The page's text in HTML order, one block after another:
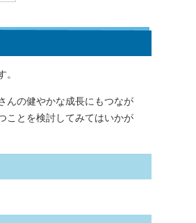
。
んの健やかな成長にもつなが
ことを検討してみてはいかが